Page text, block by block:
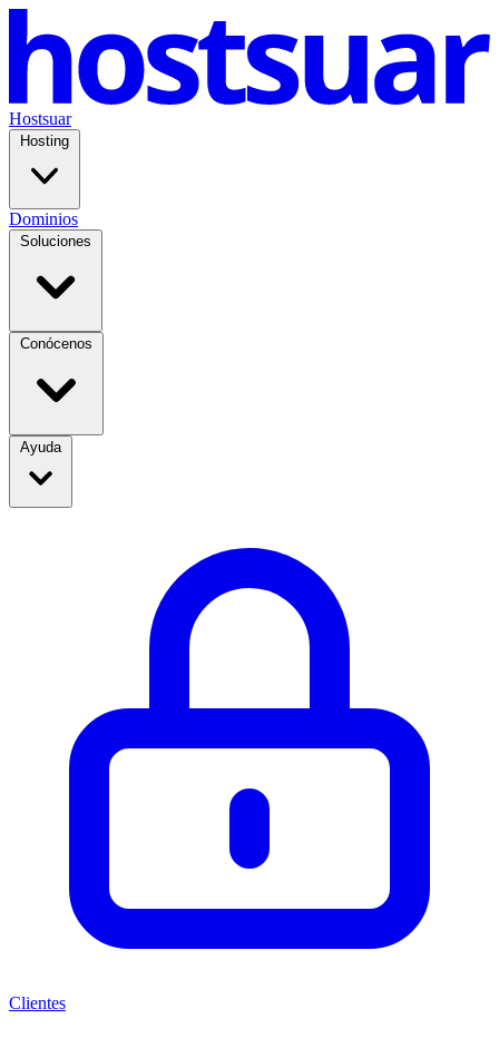
Hostsuar
Hosting
Dominios
Soluciones
Conócenos
Ayuda
Clientes